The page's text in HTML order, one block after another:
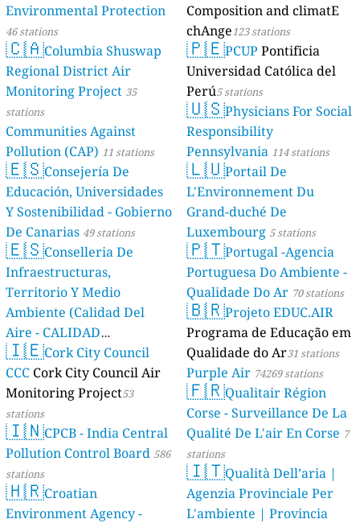
Environmental Protection
46 stations
🇨🇦Columbia Shuswap
Regional District Air
Monitoring Project 35
stations
Communities Against
Pollution (CAP) 11 stations
🇪🇸Consejería De
Educación, Universidades
Y Sostenibilidad - Gobierno
De Canarias 49 stations
🇪🇸Conselleria De
Infraestructuras,
Territorio Y Medio
Ambiente (Calidad Del
Aire - CALIDAD
AMBIENTAL) 23 stations
🇮🇪Cork City Council
CCC Cork City Council Air
Monitoring Project53
stations
🇮🇳CPCB - India Central
Pollution Control Board 586
stations
🇭🇷Croatian
Environment Agency -
Composition and climatE
chAnge123 stations
🇵🇪PCUP Pontificia
Universidad Católica del
Perú5 stations
🇺🇸Physicians For Social
Responsibility
Pennsylvania 114 stations
🇱🇺Portail De
L'Environnement Du
Grand-duché De
Luxembourg 5 stations
🇵🇹Portugal -Agencia
Portuguesa Do Ambiente -
Qualidade Do Ar 70 stations
🇧🇷Projeto EDUC.AIR
Programa de Educação em
Qualidade do Ar31 stations
Purple Air 74269 stations
🇫🇷Qualitair Région
Corse - Surveillance De La
Qualité De L'air En Corse 7
stations
🇮🇹Qualità Dell’aria |
Agenzia Provinciale Per
L'ambiente | Provincia